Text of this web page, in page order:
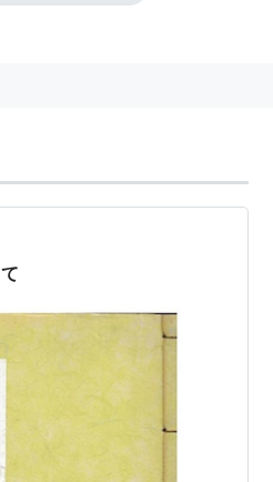
在開城東。今白岳宮是。
庶子桓雄、數意天下、
視三危太伯、可以弘益人
往理之。雄率徒三千、降
藭壇樹下、謂之藭市。是
雨師雲師、而主穀主命主